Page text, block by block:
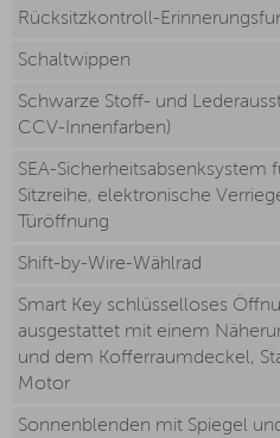
Rücksitzkontroll-
Schaltwippen
Schwarze Stoff- und
CCV-Innenfarben)
SEA-Sicherheitsabsenksystem
Sitzreihe, elektronische
Türöffnung
Shift-by-Wire-Wählrad
Smart Key schlüsselloses
ausgestattet mit einem
und dem Kofferraumdeckel,
Motor
Sonnenblenden mit Spiegel